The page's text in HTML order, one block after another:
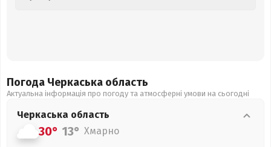
Погода Черкаська область
Актуальна інформація про погоду та атмосферні умови на сьогодні
Черкаська область
30° 13° Хмарно